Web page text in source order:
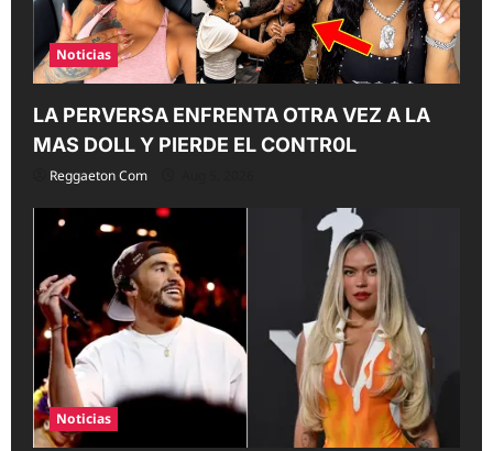
Noticias
LA PERVERSA ENFRENTA OTRA VEZ A LA
MAS DOLL Y PIERDE EL CONTR0L
Reggaeton Com
Noticias